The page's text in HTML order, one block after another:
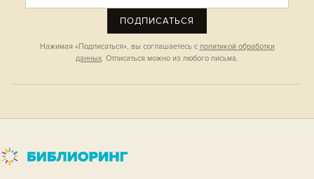
ПОДПИСАТЬСЯ
Нажимая «Подписаться», вы соглашаетесь с политикой обработки
данных. Отписаться можно из любого письма.